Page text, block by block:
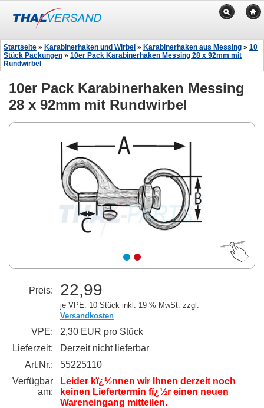
Startseite » Karabinerhaken und Wirbel » Karabinerhaken aus Messing » 10
Stück Packungen » 10er Pack Karabinerhaken Messing 28 x 92mm mit
Rundwirbel
10er Pack Karabinerhaken Messing
28 x 92mm mit Rundwirbel
Preis: 22,99
je VPE: 10 Stück inkl. 19 % MwSt. zzgl.
Versandkosten
VPE:
2,30 EUR pro Stück
Lieferzeit:
Derzeit nicht lieferbar
Art.Nr.:
55225110
Verfügbar
am:
Leider kï¿½nnen wir Ihnen derzeit noch
keinen Liefertermin fï¿½r einen neuen
Wareneingang mitteilen.